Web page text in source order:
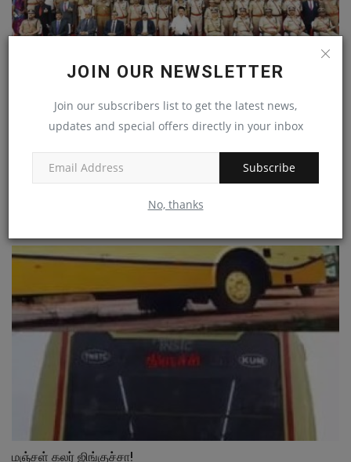
JOIN OUR NEWSLETTER
Join our subscribers list to get the latest news,
updates and special offers directly in your inbox
Subscribe
No, thanks
பெண் போலிசாருக்கு முதல்வர் முக்கிய சலுகை! மகப்பேரு
மஞ்சள் கலர் ஜிங்குச்சா!